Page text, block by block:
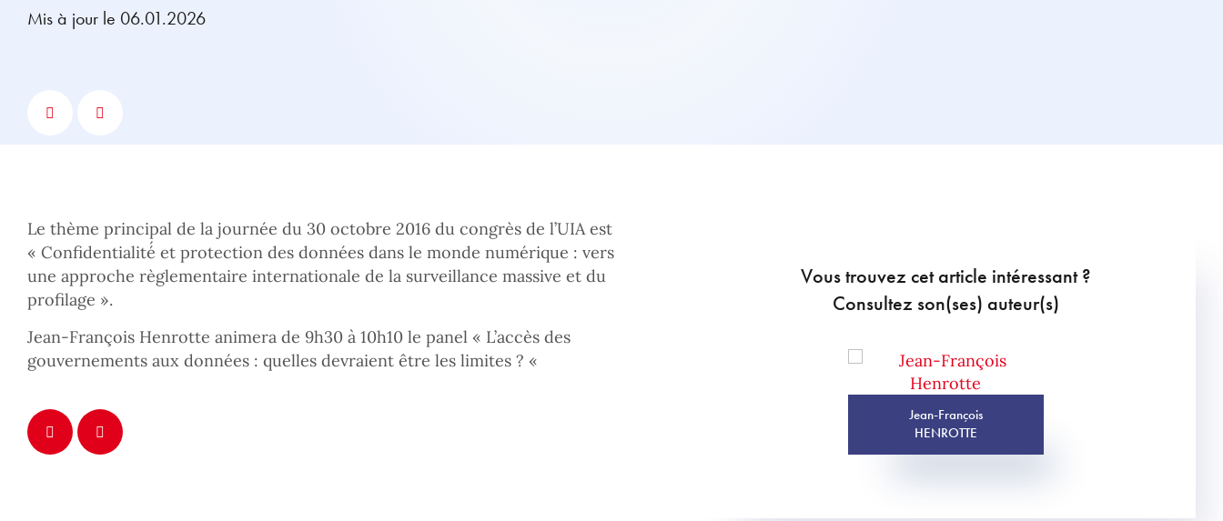
Mis à jour le 06.01.2026
Le thème principal de la journée du 30 octobre 2016 du congrès de l’UIA est
« Confidentialité́ et protection des données dans le monde numérique : vers
une approche règlementaire internationale de la surveillance massive et du
profilage ».
Jean-François Henrotte animera de 9h30 à 10h10 le panel « L’accès des
gouvernements aux données : quelles devraient être les limites ? «
Vous trouvez cet article intéressant ?
Consultez son(ses) auteur(s)
Jean-François
HENROTTE